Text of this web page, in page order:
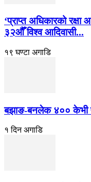
‘प्राप्त अधिकारको
३२औँ विश्व आदिवासी...
१९ घण्टा अगाडि
बझाङ-बनलेक ४०० केभी
१ दिन अगाडि